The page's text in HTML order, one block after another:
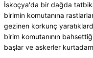
İskoçya'da bir dağda
birimin komutanına
gezinen korkunç
birim komutanının
başlar ve askerler